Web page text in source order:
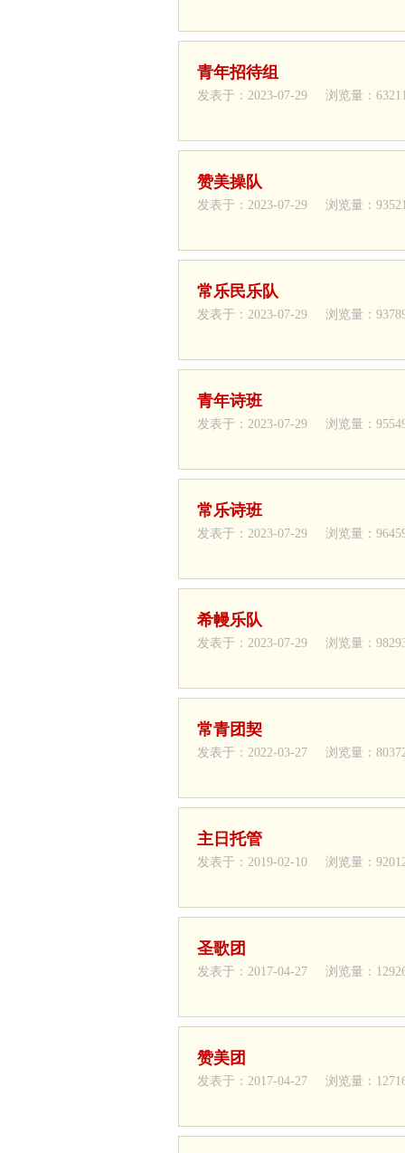
青年招待组
发表于：2023-07-29 浏览量：
赞美操队
发表于：2023-07-29 浏览量：
常乐民乐队
发表于：2023-07-29 浏览量：
青年诗班
发表于：2023-07-29 浏览量：
常乐诗班
发表于：2023-07-29 浏览量：
希幔乐队
发表于：2023-07-29 浏览量：
常青团契
发表于：2022-03-27 浏览量：
主日托管
发表于：2019-02-10 浏览量：
圣歌团
发表于：2017-04-27 浏览量：
赞美团
发表于：2017-04-27 浏览量：